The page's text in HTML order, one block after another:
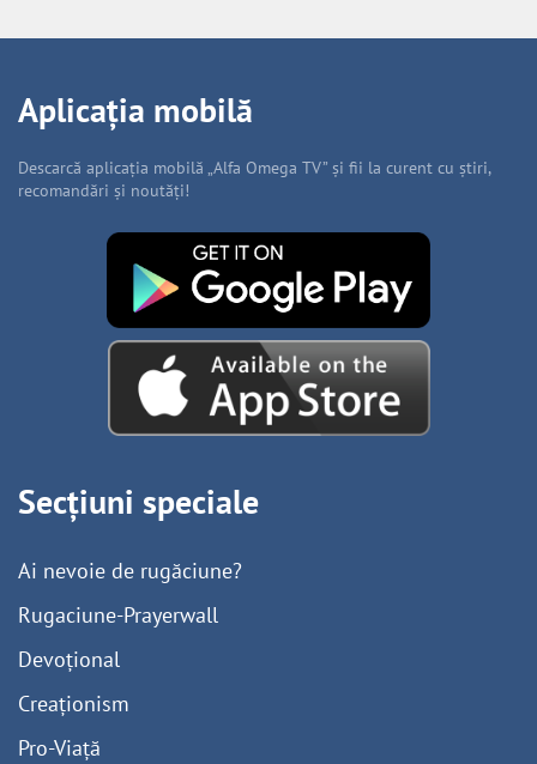
Aplicația mobilă
Descarcă aplicația mobilă „Alfa Omega TV” și fii la curent cu știri,
recomandări și noutăți!
Secțiuni speciale
Ai nevoie de rugăciune?
Rugaciune-Prayerwall
Devoțional
Creaționism
Pro-Viață